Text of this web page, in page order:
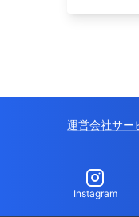
運営会社サー
Instagram